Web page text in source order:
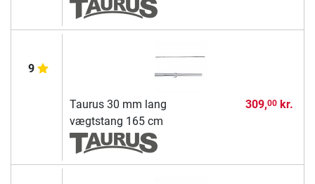
9
Taurus 30 mm lang
vægtstang 165 cm
309,00kr.